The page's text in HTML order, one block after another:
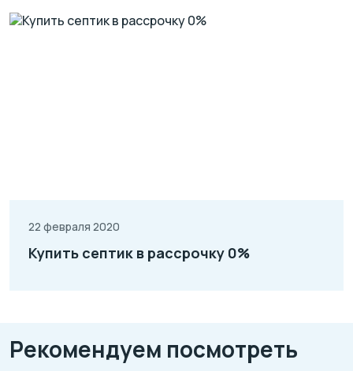
22 февраля 2020
Купить септик в рассрочку 0%
Рекомендуем посмотреть